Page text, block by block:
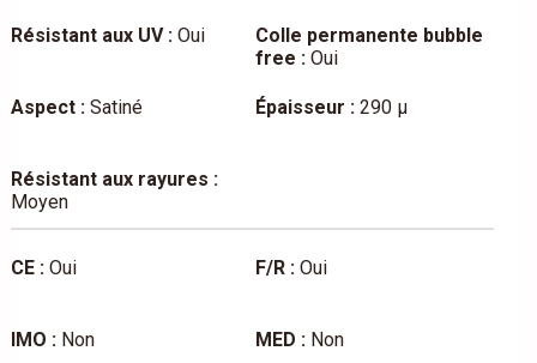
Résistant aux UV :Oui
Colle permanente bubble
free : Oui
Aspect :Satiné Épaisseur : 290 µ
Résistant aux rayures :
Moyen
CE :Oui F/R : Oui
IMO :Non MED : Non